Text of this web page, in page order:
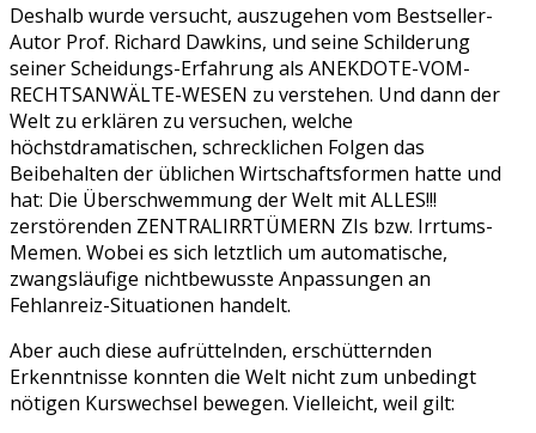
Deshalb wurde versucht, auszugehen vom Bestseller-
Autor Prof. Richard Dawkins, und seine Schilderung
seiner Scheidungs-Erfahrung als ANEKDOTE-VOM-
RECHTSANWÄLTE-WESEN zu verstehen. Und dann der
Welt zu erklären zu versuchen, welche
höchstdramatischen, schrecklichen Folgen das
Beibehalten der üblichen Wirtschaftsformen hatte und
hat: Die Überschwemmung der Welt mit ALLES!!!
zerstörenden ZENTRALIRRTÜMERN ZIs bzw. Irrtums-
Memen. Wobei es sich letztlich um automatische,
zwangsläufige nichtbewusste Anpassungen an
Fehlanreiz-Situationen handelt.
Aber auch diese aufrüttelnden, erschütternden
Erkenntnisse konnten die Welt nicht zum unbedingt
nötigen Kurswechsel bewegen. Vielleicht, weil gilt: